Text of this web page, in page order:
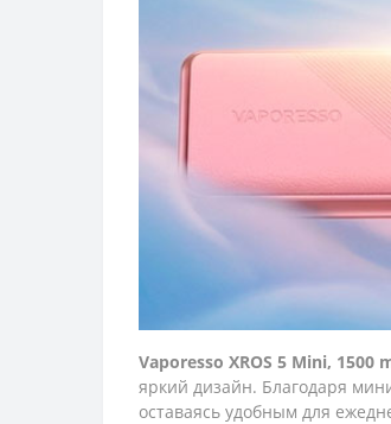
Vaporesso XROS 5 Mini,
яркий дизайн. Благодаря
оставаясь удобным для